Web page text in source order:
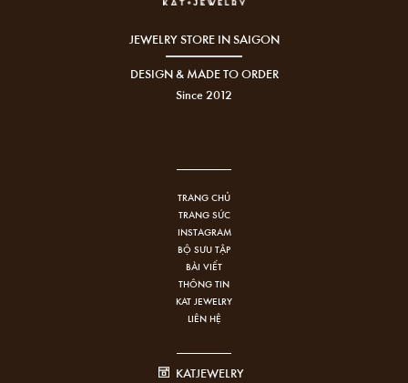
JEWELRY STORE IN SAIGON
DESIGN & MADE TO ORDER
Since 2012
TRANG CHỦ
TRANG SỨC
INSTAGRAM
BỘ SƯU TẬP
BÀI VIẾT
THÔNG TIN
KAT JEWELRY
LIÊN HỆ
KATJEWELRY